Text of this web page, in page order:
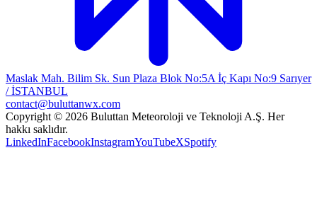
Maslak Mah. Bilim Sk. Sun Plaza Blok No:5A İç Kapı No:9 Sarıyer
/ İSTANBUL
contact@buluttanwx.com
Copyright © 2026 Buluttan Meteoroloji ve Teknoloji A.Ş. Her
hakkı saklıdır.
LinkedInFacebookInstagramYouTubeXSpotify